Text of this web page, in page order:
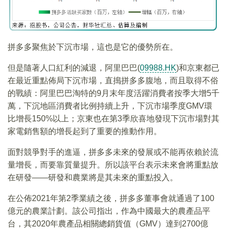
拼多多聚焦於下沉市場，這也是它的優勢所在。
但是隨著人口紅利的減退，阿里巴巴(09988.HK)和京東都已
在最近重點佈局下沉市場，直搗拼多多腹地，而且取得不俗
的戰績：阿里巴巴淘特的9月末年度活躍消費者按季大增5千
萬，下沉地區消費者比例持續上升，下沉市場季度GMV環
比增長150%以上；京東也在第3季欣喜地發現下沉市場對其
家電銷售額的增長起到了重要的推動作用。
面對競爭對手的進逼，拼多多未來的發展或不能再依賴於流
量增長，而要靠質量提升。所以該平台表示未來會將重點放
在研發——研發和農業將是其未來的重點投入。
在公佈2021年第2季業績之後，拼多多董事會就通過了100
億元的農業計劃。該公司指出，作為中國最大的農產品平
台，其2020年農產品相關總銷貨值（GMV）達到2700億